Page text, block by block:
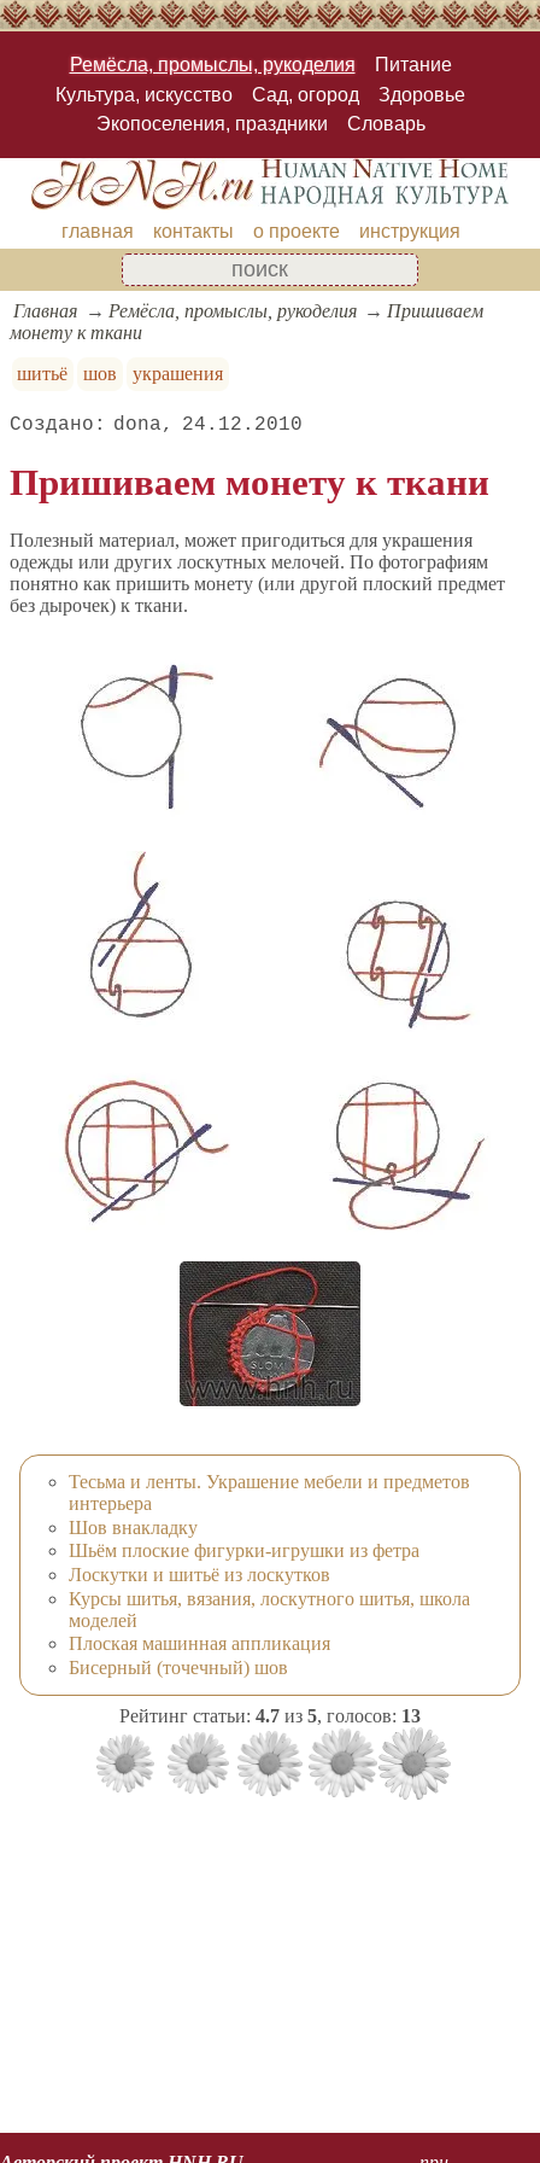
Ремёсла, промыслы, рукоделия
Питание
Культура, искусство
Сад, огород
Здоровье
Экопоселения, праздники
Словарь
главная контакты о проекте инструкция
Главная Ремёсла, промыслы, рукоделия
Пришиваем
монету к ткани
шитьё
шов украшения
dona 24.12.2010
Пришиваем монету к ткани
Полезный материал, может пригодиться для украшения
одежды или других лоскутных мелочей. По фотографиям
понятно как пришить монету (или другой плоский предмет
без дырочек) к ткани.
Тесьма и ленты. Украшение мебели и предметов
интерьера
Шов внакладку
Шьём плоские фигурки-игрушки из фетра
Лоскутки и шитьё из лоскутков
Курсы шитья, вязания, лоскутного шитья, школа
моделей
Плоская машинная аппликация
Бисерный (точечный) шов
Рейтинг статьи: 4.7 из 5, голосов: 13